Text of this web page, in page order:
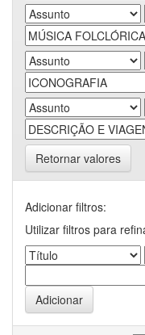
Retornar valores
Adicionar filtros:
Utilizar filtros para